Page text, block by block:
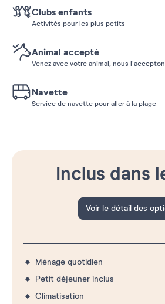
Clubs enfants
Activités pour les plus petits
Animal accepté
Venez avec votre animal, nous
Navette
Service de navette pour aller à la plage
Inclus dans
Voir le détail des
Ménage quotidien
Petit déjeuner inclus
Climatisation